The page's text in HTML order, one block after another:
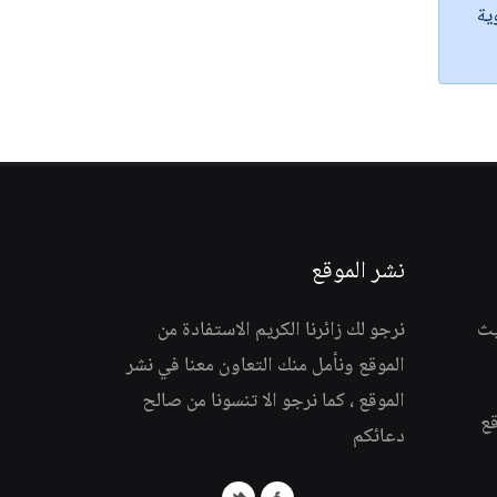
نشر الموقع
نرجو لك زائرنا الكريم الاستفادة من
الموقع ونأمل منك التعاون معنا في نشر
الموقع ، كما نرجو الا تنسونا من صالح
دعائكم